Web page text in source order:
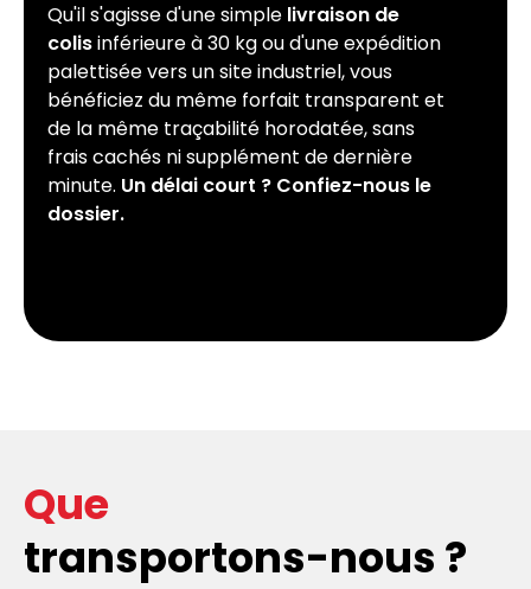
Qu'il s'agisse d'une simple livraison de
colisinférieure à 30 kg ou d'une expédition
palettisée vers un site industriel, vous
bénéficiez du même forfait transparent et
de la même traçabilité horodatée, sans
frais cachés ni supplément de dernière
minute. Un délai court ? Confiez-nous le
dossier.
Que
transportons-nous ?